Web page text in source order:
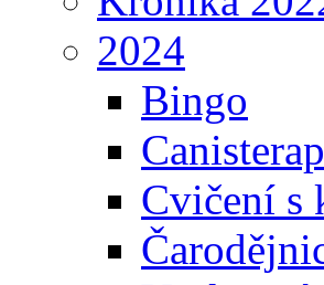
2024
Bingo
Cvičení s